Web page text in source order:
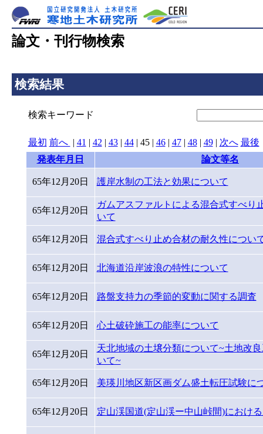
論文・刊行物検索
検索結果
検索キーワード
最初 前へ | 41 | 42 | 43| 44| 45| 46| 47| 48| 49| 次へ 最後
発表年月日
論文等名
65年12月20日 護岸水制の工法と効果について
65年12月20日
ガムアスファルトによる混合式すべり
いて
65年12月20日 混合式すべり止め合材の耐久性につい
65年12月20日 北海道沿岸波浪の特性について
65年12月20日 路盤支持力の季節的変動に関する調査
65年12月20日 心土破砕施工の能率について
65年12月20日
天北地域の土壌分類について~土地改
いて~
65年12月20日 美瑛川地区新区画ダム盛土転圧試験に
65年12月20日 定山渓国道(定山渓ー中山峠間)におけ